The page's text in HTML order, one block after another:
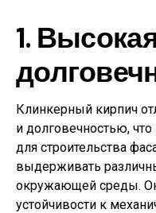
1.
Клинкерный кирпич
и долговечностью,
для строительства
выдерживать
окружающей среды.
устойчивости к